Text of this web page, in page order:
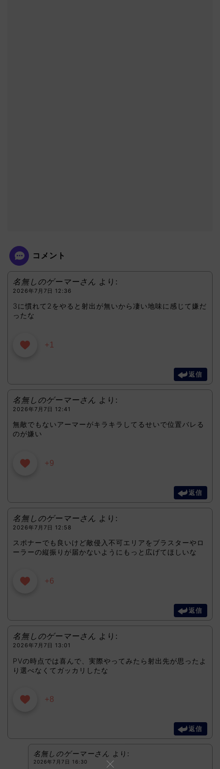
コメント
名無しのゲーマーさん より:
2026年7月7日 12:36
3に慣れて2をやると射出が無いから凄い地味に感じて嫌だ
ったな
+1
返信
名無しのゲーマーさん より:
2026年7月7日 12:41
無敵でもないアーマーがキラキラしてるせいで位置バレる
のが嫌い
+9
返信
名無しのゲーマーさん より:
2026年7月7日 12:58
スポナーでも良いけど敵侵入不可エリアをブラスターやロ
ーラーの縦振りが届かないようにもっと広げてほしいな
+6
返信
名無しのゲーマーさん より:
2026年7月7日 13:01
PVの時点では喜んで、実際やってみたら射出先が思ったよ
り選べなくてガッカリしたな
+8
返信
名無しのゲーマーさん より:
2026年7月7日 16:30